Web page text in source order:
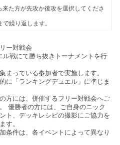
来た方が先攻か後攻を選択してくださ
繰り返します。
ー対戦会
ル戦にて勝ち抜きトーナメントを行
まっている参加者で実施します。
に「ランキングデュエル」に準じま
方には、併催するフリー対戦会へご
。優勝者の方には、ご自身のニック
ト、デッキレシピの撮影にご協力を
す。
条件は、各イベントによって異なり